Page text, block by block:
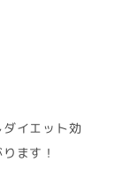
イエット効
ます！